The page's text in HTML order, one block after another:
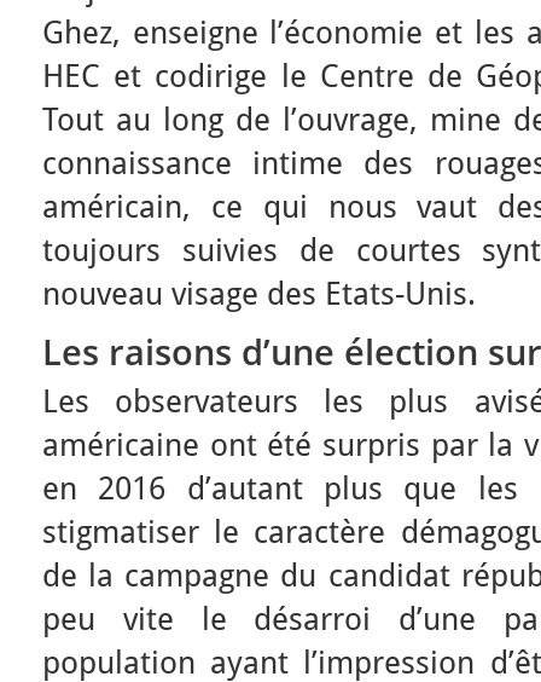
Ghez, enseigne l’économie et
HEC et codirige le Centre de
Tout au long de l’ouvrage, mine
connaissance intime des
américain, ce qui nous vaut
toujours suivies de courtes
nouveau visage des Etats-Unis.
Les raisons d’une élection
Les observateurs les plus
américaine ont été surpris par la
en 2016 d’autant plus que les
stigmatiser le caractère
de la campagne du candidat
peu vite le désarroi d’une
population ayant l’impression